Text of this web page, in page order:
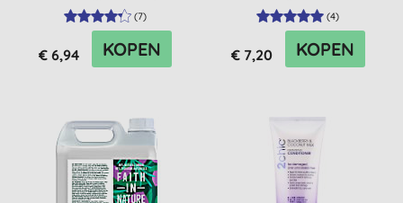
(7)
€ 6,94 KOPEN
(4)
€ 7,20 KOPEN